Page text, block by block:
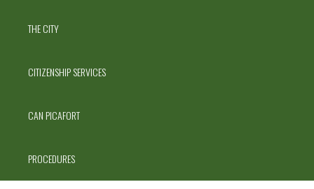
THE CITY
CITIZENSHIP SERVICES
CAN PICAFORT
PROCEDURES